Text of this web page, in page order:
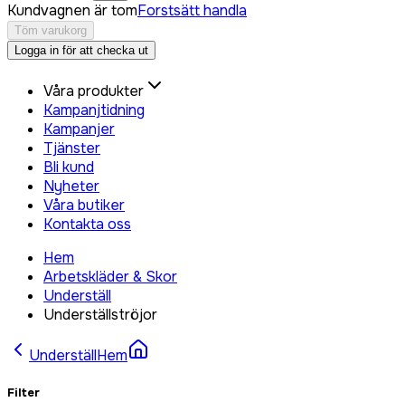
Kundvagnen är tomForstsätt handla
Töm varukorg
Logga in för att checka ut
Våra produkter
Kampanjtidning
Kampanjer
Tjänster
Bli kund
Nyheter
Våra butiker
Kontakta oss
Hem
Arbetskläder & Skor
Underställ
Underställströjor
UnderställHem
Filter